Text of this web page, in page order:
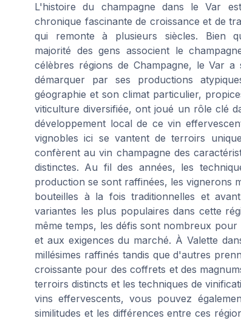
L'histoire du champagne dans le Var
chronique fascinante de croissance et de
qui remonte à plusieurs siècles. Bien
majorité des gens associent le
célèbres régions de Champagne, le Var a
démarquer par ses productions
géographie et son climat particulier,
viticulture diversifiée, ont joué un rôle clé
développement local de ce vin
vignobles ici se vantent de terroirs
confèrent au vin champagne des
distinctes. Au fil des années, les
production se sont raffinées, les vignerons
bouteilles à la fois traditionnelles et
variantes les plus populaires dans cette
même temps, les défis sont nombreux
et aux exigences du marché. À Valette
millésimes raffinés tandis que d'autres
croissante pour des coffrets et des
terroirs distincts et les techniques de
vins effervescents, vous pouvez
similitudes et les différences entre ces